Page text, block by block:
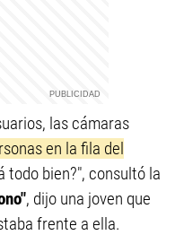
las cámaras
en la fila del
todo bien?", consultó la
, dijo una joven que
frente a ella.